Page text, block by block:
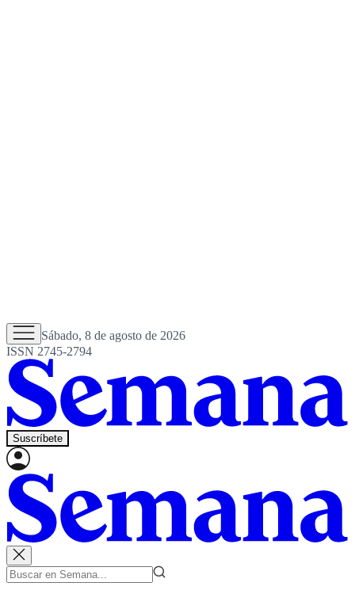
Sábado, 8 de agosto de 2026
ISSN 2745-2794
Suscríbete